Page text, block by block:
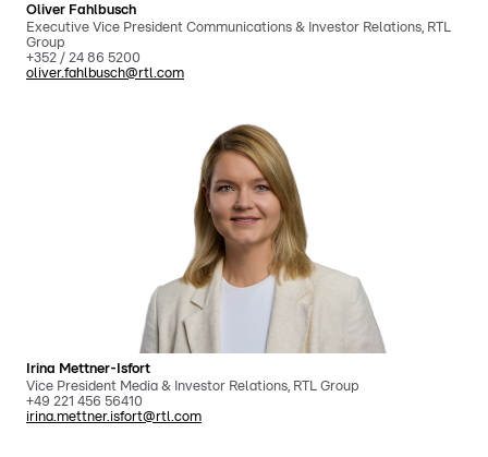
Oliver Fahlbusch
Executive Vice President Communications & Investor Relations, RTL
Group
+352 / 24 86 5200
oliver.fahlbusch@rtl.com
Irina Mettner-Isfort
Vice President Media & Investor Relations, RTL Group
+49 221 456 56410
irina.mettner.isfort@rtl.com